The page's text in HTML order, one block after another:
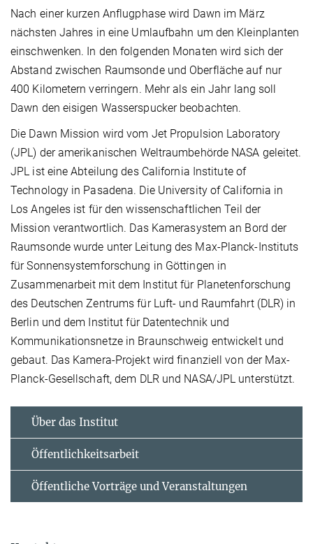
Nach einer kurzen Anflugphase wird Dawn im März
nächsten Jahres in eine Umlaufbahn um den Kleinplanten
einschwenken. In den folgenden Monaten wird sich der
Abstand zwischen Raumsonde und Oberfläche auf nur
400 Kilometern verringern. Mehr als ein Jahr lang soll
Dawn den eisigen Wasserspucker beobachten.
Die Dawn Mission wird vom Jet Propulsion Laboratory
(JPL) der amerikanischen Weltraumbehörde NASA geleitet.
JPL ist eine Abteilung des California Institute of
Technology in Pasadena. Die University of California in
Los Angeles ist für den wissenschaftlichen Teil der
Mission verantwortlich. Das Kamerasystem an Bord der
Raumsonde wurde unter Leitung des Max-Planck-Instituts
für Sonnensystemforschung in Göttingen in
Zusammenarbeit mit dem Institut für Planetenforschung
des Deutschen Zentrums für Luft- und Raumfahrt (DLR) in
Berlin und dem Institut für Datentechnik und
Kommunikationsnetze in Braunschweig entwickelt und
gebaut. Das Kamera-Projekt wird finanziell von der Max-
Planck-Gesellschaft, dem DLR und NASA/JPL unterstützt.
Über das Institut
Öffentlichkeitsarbeit
Öffentliche Vorträge und Veranstaltungen